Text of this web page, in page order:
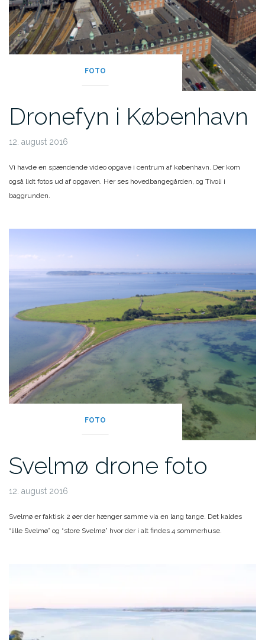
FOTO
Dronefyn i København
12. august 2016
Vi havde en spændende video opgave i centrum af københavn. Der kom
også lidt fotos ud af opgaven. Her ses hovedbangegården, og Tivoli i
baggrunden.
FOTO
Svelmø drone foto
12. august 2016
Svelmø er faktisk 2 øer der hænger samme via en lang tange. Det kaldes
“lille Svelmø” og “store Svelmø” hvor der i alt findes 4 sommerhuse.